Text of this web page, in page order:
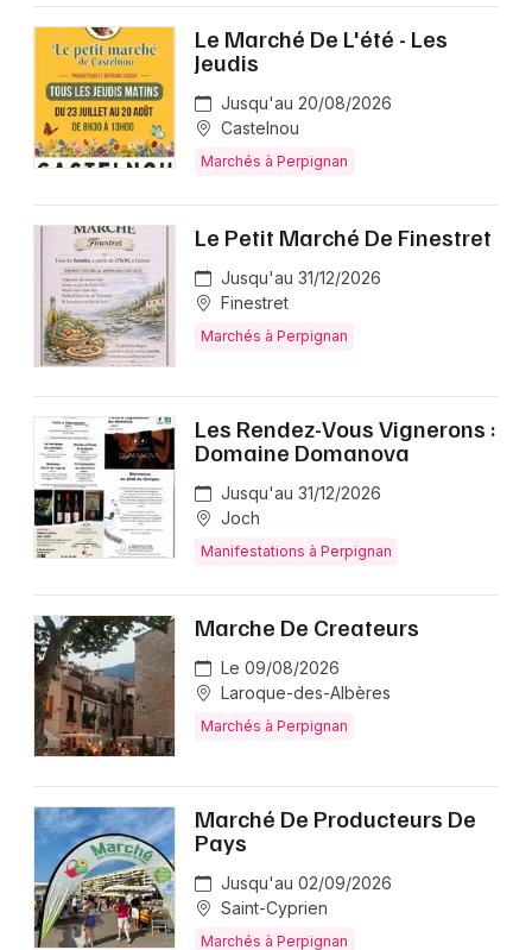
Le Marché De L'été - Les
Jeudis
Jusqu'au 20/08/2026
Castelnou
Marchés à Perpignan
Le Petit Marché De Finestret
Jusqu'au 31/12/2026
Finestret
Marchés à Perpignan
Les Rendez-Vous Vignerons :
Domaine Domanova
Jusqu'au 31/12/2026
Joch
Manifestations à Perpignan
Marche De Createurs
Le 09/08/2026
Laroque-des-Albères
Marchés à Perpignan
Marché De Producteurs De
Pays
Jusqu'au 02/09/2026
Saint-Cyprien
Marchés à Perpignan